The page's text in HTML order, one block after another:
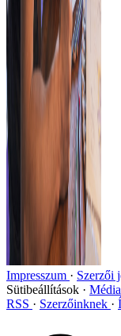
Impresszum Szerzői
Sütibeállítások
RSS
Szerzőinknek